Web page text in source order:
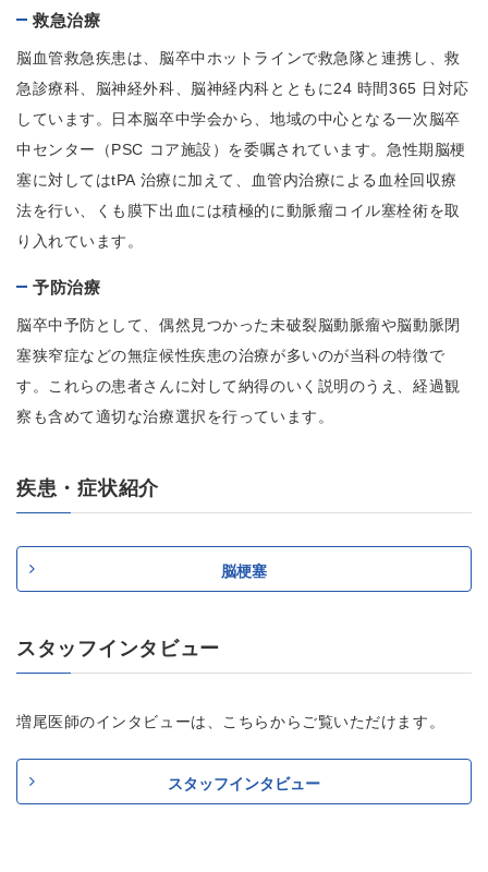
救急治療
脳血管救急疾患は、脳卒中ホットラインで救急隊と連携し、救
急診療科、脳神経外科、脳神経内科とともに24 時間365 日対応
しています。日本脳卒中学会から、地域の中心となる一次脳卒
中センター（PSC コア施設）を委嘱されています。急性期脳梗
塞に対してはtPA 治療に加えて、血管内治療による血栓回収療
法を行い、くも膜下出血には積極的に動脈瘤コイル塞栓術を取
り入れています。
予防治療
脳卒中予防として、偶然見つかった未破裂脳動脈瘤や脳動脈閉
塞狭窄症などの無症候性疾患の治療が多いのが当科の特徴で
す。これらの患者さんに対して納得のいく説明のうえ、経過観
察も含めて適切な治療選択を行っています。
疾患・症状紹介
脳梗塞
スタッフインタビュー
増尾医師のインタビューは、こちらからご覧いただけます。
スタッフインタビュー